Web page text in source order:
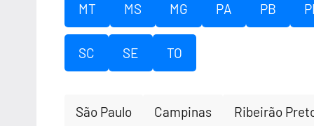
MT MS MG PA PB
SC SE TO
São Paulo Campinas Ribeirão